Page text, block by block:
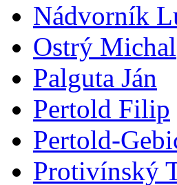
Nádvorník
Ostrý Michal
Palguta Ján
Pertold Filip
Pertold-
Protivínský